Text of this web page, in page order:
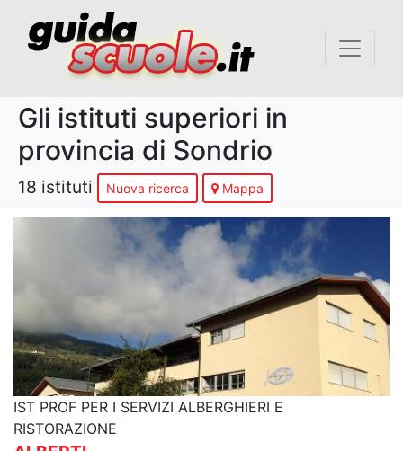
Gli istituti superiori in
provincia di Sondrio
18 istituti Nuova ricerca Mappa
IST PROF PER I SERVIZI ALBERGHIERI E
RISTORAZIONE